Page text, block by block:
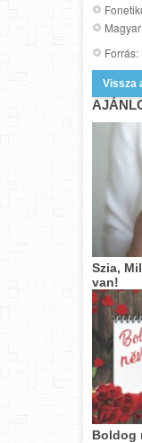
Vissza
Szia,
van!
Boldog